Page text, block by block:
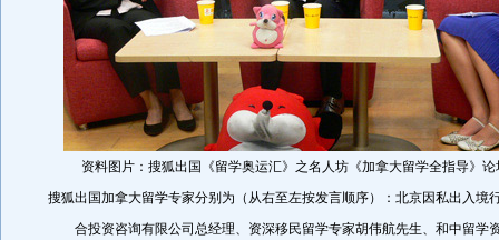
资料图片：搜狐出国《留学奥运汇》之名人坊《加拿大留学全指导》
搜狐出国加拿大留学专家分别为（从右至左按发言顺序）：北京因私出入境
合投资咨询有限公司总经理、资深移民留学专家胡伟航先生、和中留学